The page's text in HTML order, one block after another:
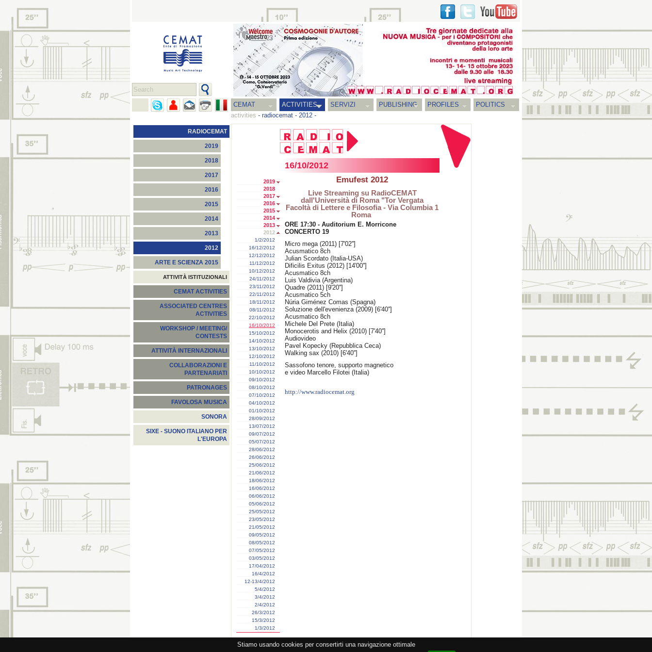
Stiamo usando cookies per consertirti una navigazione ottimale
CEMAT ACTIVITIES SERVIZI PUBLISHING PROFILES
POLITICS
activities - radiocemat - 2012 -
RADIOCEMAT
2019
2018
2017
2016
2015
2014
2013
2012
ARTE E SCIENZA 2015
ATTIVITÀ ISTITUZIONALI
CEMAT ACTIVITIES
ASSOCIATED CENTRES
ACTIVITIES
WORKSHOP / MEETING/
CONTESTS
ATTIVITÀ INTERNAZIONALI
COLLABORAZIONI E
PARTENARIATI
PATRONAGES
FAVOLOSA MUSICA
SONORA
SIXE - SUONO ITALIANO PER
L'EUROPA
2019
2018
2017
2016
2015
2014
2013
2012
1/2/2012
16/12/2012
12/12/2012
11/12/2012
10/12/2012
24/11/2012
23/11/2012
22/11/2012
18/11/2012
08/11/2012
22/10/2012
16/10/2012
15/10/2012
14/10/2012
13/10/2012
12/10/2012
11/10/2012
10/10/2012
09/10/2012
08/10/2012
07/10/2012
04/10/2012
01/10/2012
28/09/2012
13/07/2012
09/07/2012
05/07/2012
28/06/2012
26/06/2012
25/06/2012
21/06/2012
18/06/2012
16/06/2012
06/06/2012
05/06/2012
25/05/2012
23/05/2012
21/05/2012
09/05/2012
08/05/2012
07/05/2012
03/05/2012
17/04/2012
16/4/2012
12-13/4/2012
5/4/2012
3/4/2012
2/4/2012
26/3/2012
15/3/2012
1/3/2012
16/10/2012
Emufest 2012
Live Streaming su RadioCEMAT
dall'Università di Roma "Tor Vergata
Facoltà di Lettere e Filosofia - Via Columbia 1
Roma
ORE 17:30 - Auditorium E. Morricone
CONCERTO 19
Micro mega (2011) [7'02'']
Acusmatico 8ch
Julian Scordato (Italia-USA)
Dificilis Exitus (2012) [14'00'']
Acusmatico 8ch
Luis Valdivia (Argentina)
Quadre (2011) [9'20'']
Acusmatico 5ch
Núria Giménez Comas (Spagna)
Soluzione dell'evenienza (2009) [6'40'']
Acusmatico 8ch
Michele Del Prete (Italia)
Monocerotis and Helix (2010) [7'40'']
Audiovideo
Pavel Kopecky (Repubblica Ceca)
Walking sax (2010) [6'40'']
Sassofono tenore, supporto magnetico
e video Marcello Filotei (Italia)
http://www.radiocemat.org
- PI 05362381005 - Lic. SIAE 2552/1/2523 - Visitor # 93.975.576